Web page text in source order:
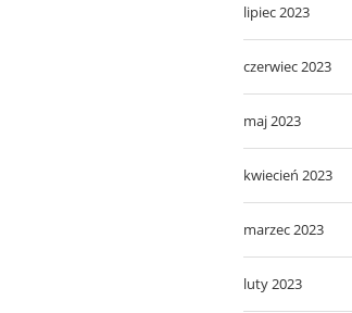
lipiec 2023
czerwiec 2023
maj 2023
kwiecień 2023
marzec 2023
luty 2023